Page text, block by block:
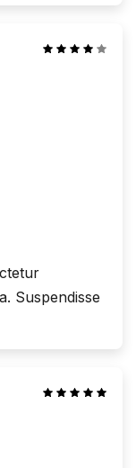
Suspendisse